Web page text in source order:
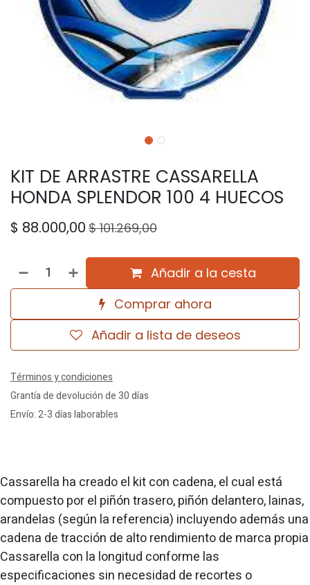
KIT DE ARRASTRE CASSARELLA
HONDA SPLENDOR 100 4 HUECOS
$ 88.000,00 $101.269,00
Añadir a la cesta
Comprar ahora
Añadir a lista de deseos
Términos y condiciones
Grantía de devolución de 30 días
Envío: 2-3 días laborables
Cassarella ha creado el kit con cadena, el cual está
compuesto por el piñón trasero, piñón delantero, lainas,
arandelas (según la referencia) incluyendo además una
cadena de tracción de alto rendimiento de marca propia
Cassarella con la longitud conforme las
especificaciones sin necesidad de recortes o